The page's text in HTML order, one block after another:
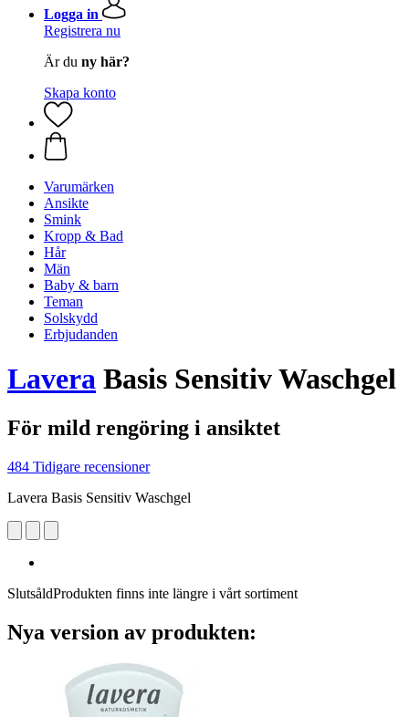
Logga in
Registrera nu
Är du ny här?
Skapa konto
Varumärken
Ansikte
Smink
Kropp & Bad
Hår
Män
Baby & barn
Teman
Solskydd
Erbjudanden
Lavera Basis Sensitiv Waschgel
För mild rengöring i ansiktet
484 Tidigare recensioner
Lavera Basis Sensitiv Waschgel
SlutsåldProdukten finns inte längre i vårt sortiment
Nya version av produkten: